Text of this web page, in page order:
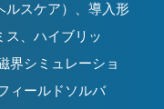
ルスケア）、導入形
ス、ハイブリッ
界シミュレーショ
ィールドソルバ